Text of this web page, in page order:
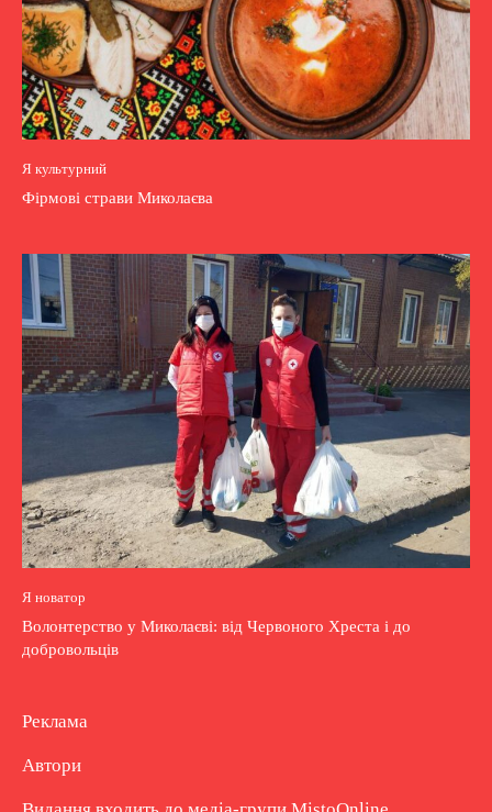
Я культурний
Фірмові страви Миколаєва
Я новатор
Волонтерство у Миколаєві: від Червоного Хреста і до
добровольців
Реклама
Автори